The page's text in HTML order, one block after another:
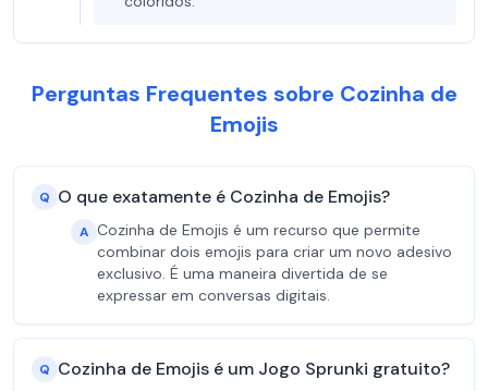
Perguntas Frequentes sobre Cozinha de
Emojis
Q O que exatamente é Cozinha de Emojis?
A Cozinha de Emojis é um recurso que permite
combinar dois emojis para criar um novo adesivo
exclusivo. É uma maneira divertida de se
expressar em conversas digitais.
Q Cozinha de Emojis é um Jogo Sprunki gratuito?